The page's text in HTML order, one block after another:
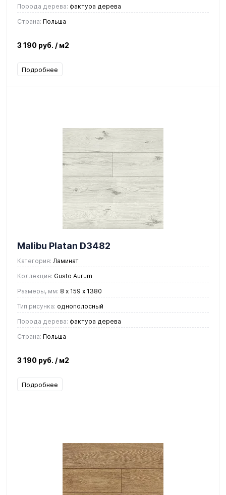
Порода дерева: фактура дерева
Страна: Польша
3 190 руб. / м2
Подробнее
Malibu Platan D3482
Категория: Ламинат
Коллекция: Gusto Aurum
Размеры, мм: 8 х 159 х 1380
Тип рисунка: однополосный
Порода дерева: фактура дерева
Страна: Польша
3 190 руб. / м2
Подробнее